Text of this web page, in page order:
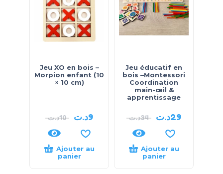
Jeu XO en bois –
Morpion enfant (10
× 10 cm)
10د.ت 9د.ت
Ajouter au
panier
Jeu éducatif en
bois –Montessori
Coordination
main-œil &
apprentissage
34د.ت 29د.ت
Ajouter au
panier